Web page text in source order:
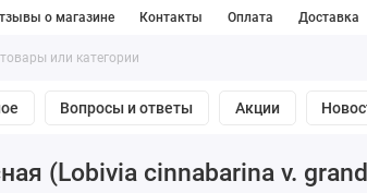
о магазине Контакты Оплата Доставка
Вопросы и ответы Акции
(Lobivia cinnabarina v.